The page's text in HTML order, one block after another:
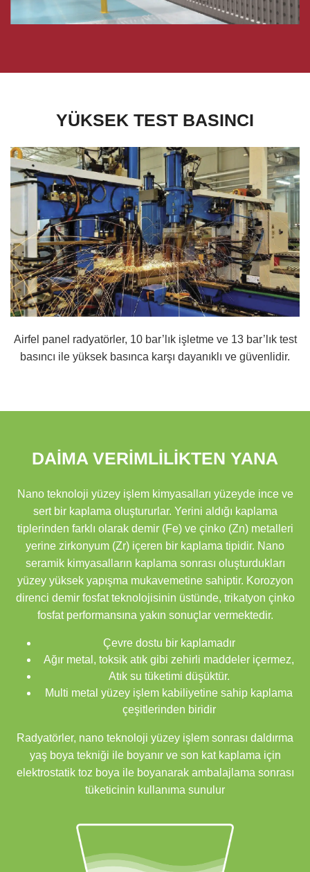
YÜKSEK TEST BASINCI
Airfel panel radyatörler, 10 bar’lık işletme ve 13 bar’lık test
basıncı ile yüksek basınca karşı dayanıklı ve güvenlidir.
DAİMA VERİMLİLİKTEN YANA
Nano teknoloji yüzey işlem kimyasalları yüzeyde ince ve
sert bir kaplama oluştururlar. Yerini aldığı kaplama
tiplerinden farklı olarak demir (Fe) ve çinko (Zn) metalleri
yerine zirkonyum (Zr) içeren bir kaplama tipidir. Nano
seramik kimyasalların kaplama sonrası oluşturdukları
yüzey yüksek yapışma mukavemetine sahiptir. Korozyon
direnci demir fosfat teknolojisinin üstünde, trikatyon çinko
fosfat performansına yakın sonuçlar vermektedir.
Çevre dostu bir kaplamadır
Ağır metal, toksik atık gibi zehirli maddeler içermez,
Atık su tüketimi düşüktür.
Multi metal yüzey işlem kabiliyetine sahip kaplama
çeşitlerinden biridir
Radyatörler, nano teknoloji yüzey işlem sonrası daldırma
yaş boya tekniği ile boyanır ve son kat kaplama için
elektrostatik toz boya ile boyanarak ambalajlama sonrası
tüketicinin kullanıma sunulur